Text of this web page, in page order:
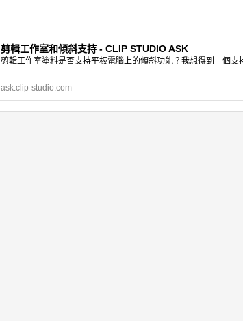
剪輯工作室和傾斜支持 - CLIP STUDIO ASK
剪輯工作室塗料是否支持平板電腦上的傾斜功能？我想得到一個
ask.clip-studio.com